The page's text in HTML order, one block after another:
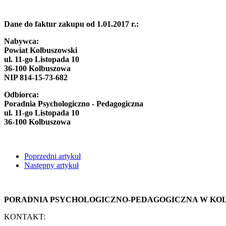
Dane do faktur zakupu od 1.01.2017 r.:
Nabywca:
Powiat Kolbuszowski
ul. 11-go Listopada 10
36-100 Kolbuszowa
NIP 814-15-73-682
Odbiorca:
Poradnia Psychologiczno - Pedagogiczna
ul. 11-go Listopada 10
36-100 Kolbuszowa
Poprzedni artykuł
Następny artykuł
PORADNIA PSYCHOLOGICZNO-PEDAGOGICZNA W
KONTAKT: